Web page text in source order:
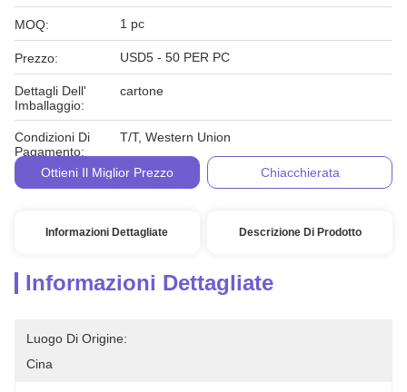
MOQ: 1 pc
Prezzo: USD5 - 50 PER PC
Dettagli Dell'
Imballaggio:
cartone
Condizioni Di
Pagamento:
T/T, Western Union
Ottieni Il Miglior Prezzo Chiacchierata
Informazioni Dettagliate Descrizione Di Prodotto
Informazioni Dettagliate
Luogo Di Origine:
Cina